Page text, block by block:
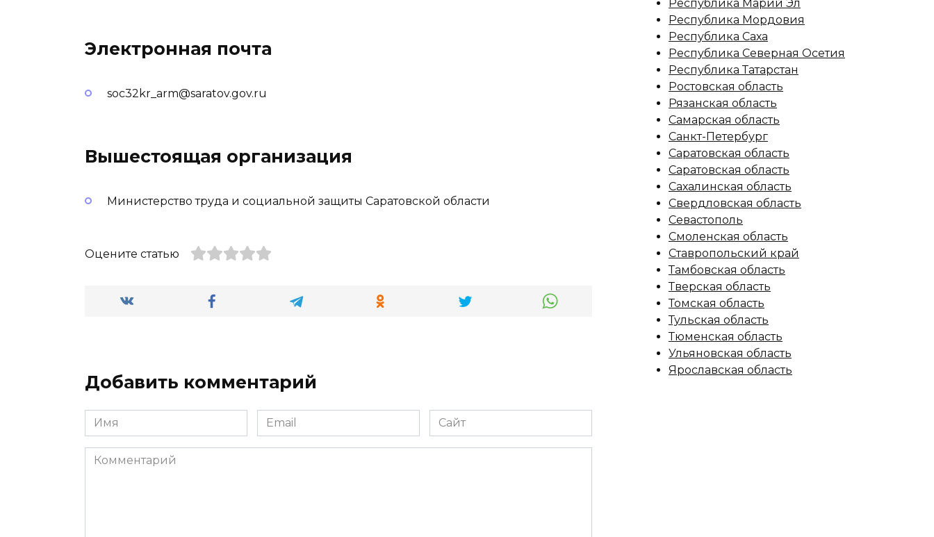
Электронная почта
soc32kr_arm@saratov.gov.ru
Вышестоящая организация
Министерство труда и социальной защиты Саратовской области
Оцените статью
Добавить комментарий
Имя
*
Email
*
Сайт
Комментарий
Республика Марий Эл
Республика Мордовия
Республика Саха
Республика Северная Осетия
Республика Татарстан
Ростовская область
Рязанская область
Самарская область
Санкт-Петербург
Саратовская область
Саратовская область
Сахалинская область
Свердловская область
Севастополь
Смоленская область
Ставропольский край
Тамбовская область
Тверская область
Томская область
Тульская область
Тюменская область
Ульяновская область
Ярославская область